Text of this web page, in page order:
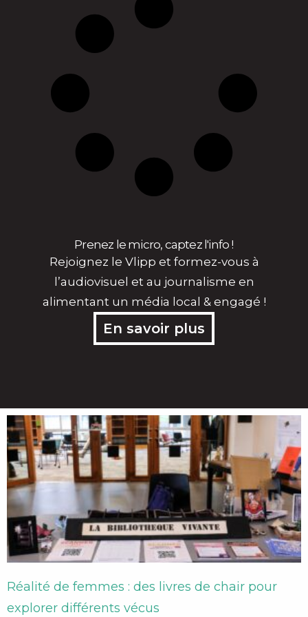
Prenez le micro, captez l'info !
Rejoignez le Vlipp et formez-vous à
l’audiovisuel et au journalisme en
alimentant un média local & engagé !
En savoir plus
Réalité de femmes : des livres de chair pour
explorer différents vécus